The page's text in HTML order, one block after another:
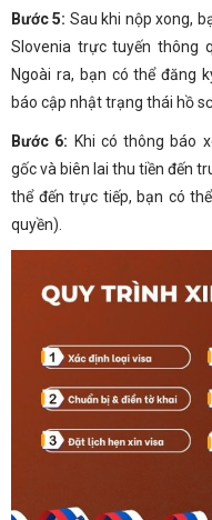
Bước 5: Sau khi nộp xong,
Slovenia trực tuyến thông
Ngoài ra, bạn có thể đăng
báo cập nhật trạng thái hồ
Bước 6: Khi có thông báo
gốc và biên lai thu tiền đến
thể đến trực tiếp, bạn có
quyền).